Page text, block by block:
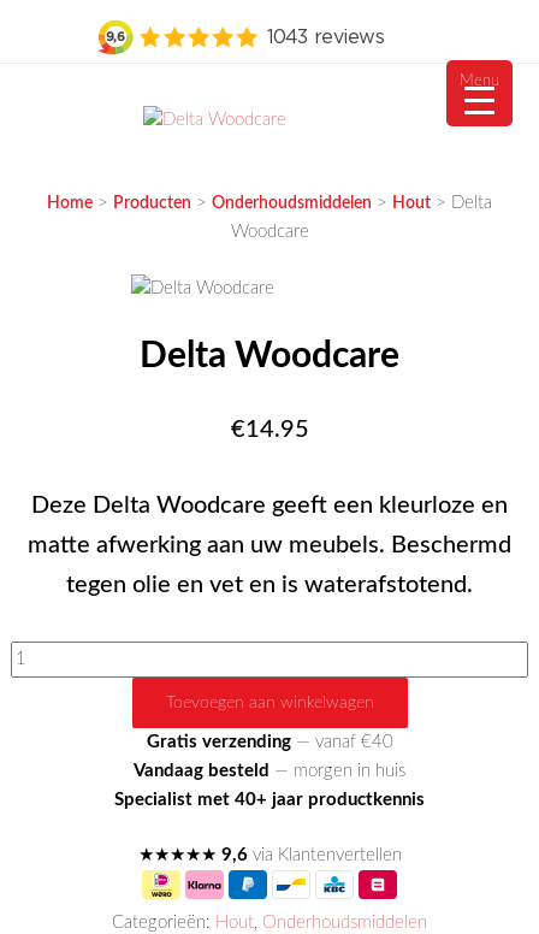
inhoudHome > Producten > Onderhoudsmiddelen > Hout > Delta
Woodcare
Delta Woodcare
€14.95
Deze Delta Woodcare geeft een kleurloze en
matte afwerking aan uw meubels. Beschermd
tegen olie en vet en is waterafstotend.
Delta
Woodcare
Toevoegen aan winkelwagen
Gratis verzending— vanaf €40
Vandaag besteld — morgen in huis
Specialist met 40+ jaar productkennis
★★★★★ 9,6via Klantenvertellen
Categorieën: Hout, Onderhoudsmiddelen
Menu